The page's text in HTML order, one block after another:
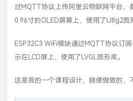
过MQTT协议上传阿里云物联网平台，
0.96寸的OLED屏幕上，使用了U8g2图
ESP32C3 WiFi模块通过MQTT协议订
示在LCD屏上，使用了LVGL图形库。
这是我的一个课程设计，随便做做的，